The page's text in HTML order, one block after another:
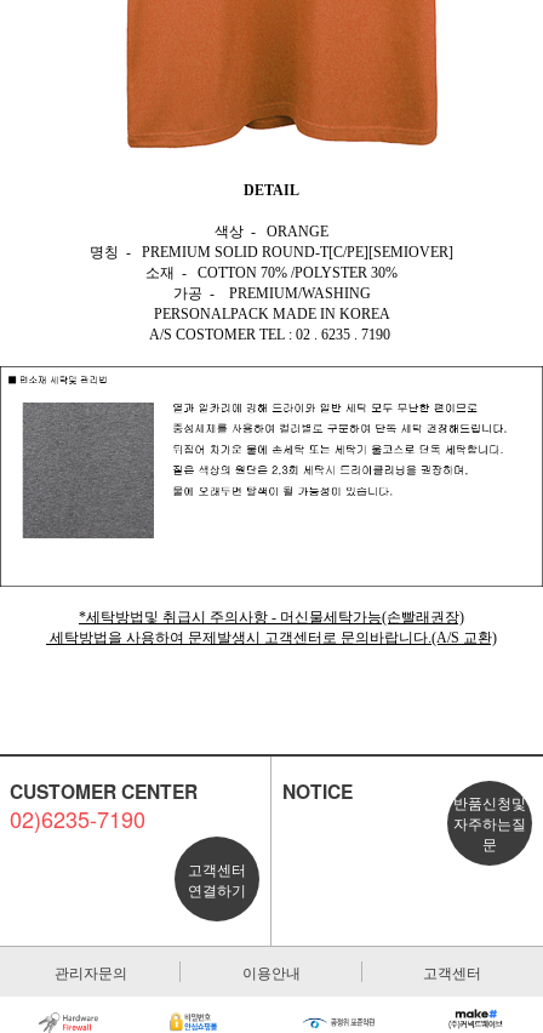
DETAIL
색상 - ORANGE
명칭 - PREMIUM SOLID ROUND-T[C/PE][SEMIOVER]
소재 - COTTON 70% /POLYSTER 30%
가공 - PREMIUM/WASHING
PERSONALPACK MADE IN KOREA
A/S COSTOMER TEL : 02 . 6235 . 7190
*세탁방법및 취급시 주의사항 - 머신물세탁가능(손빨래권장)
세탁방법을 사용하여 문제발생시 고객센터로 문의바랍니다.(A/S 교환)
CUSTOMER CENTER
02)6235-7190
고객센터
연결하기
NOTICE
반품신청및
자주하는질
문
관리자문의 이용안내 고객센터